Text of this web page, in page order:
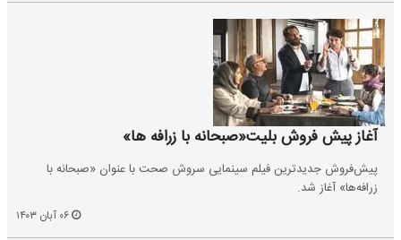
آغاز پیش فروش بلیت«صبحانه با زرافه ها»
پیش‌فروش جدیدترین فیلم سینمایی سروش صحت با عنوان «صبحانه با
زرافه‌ها» آغاز شد.